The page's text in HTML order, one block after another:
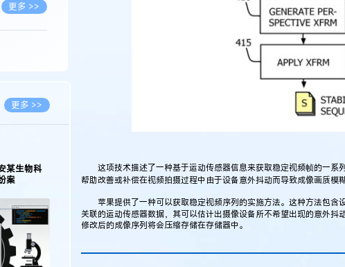
更多 >>
更多 >>
更多 >>
更多 >>
某生物科
案
这项技术描述了一种基于运动传感器信息来获取稳定视频帧的一系
帮助改善或补偿在视频拍摄过程中由于设备意外抖动而导致成像画质模
苹果提供了一种可以获取稳定视频序列的实施方法。这种方法包含
关联的运动传感器数据，其可以估计出摄像设备所不希望出现的意外抖
修改后的成像序列将会压缩存储在存储器中。